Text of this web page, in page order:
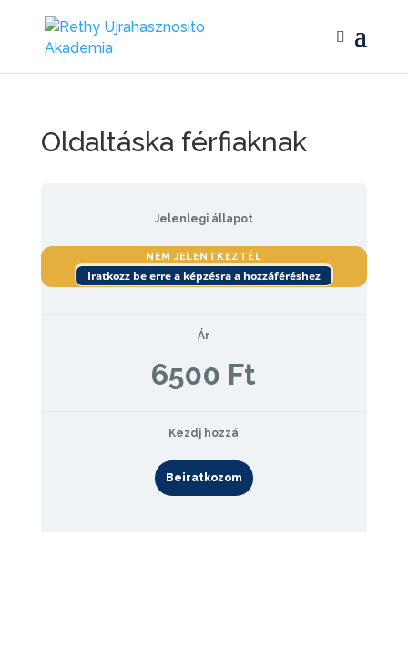
Oldaltáska férfiaknak
Jelenlegi állapot
NEM JELENTKEZTÉL
Iratkozz be erre a képzésra a hozzáféréshez
Ár
6500 Ft
Kezdj hozzá
Beiratkozom